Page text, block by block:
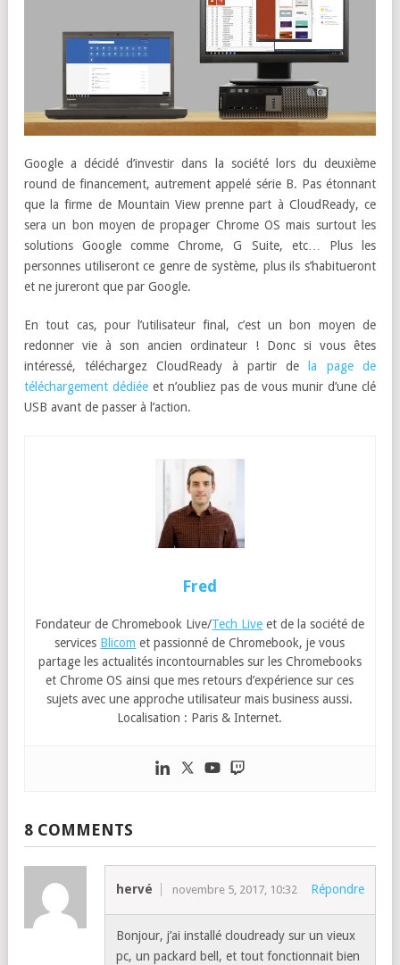
Google a décidé d’investir dans la société lors du deuxième
round de financement, autrement appelé série B. Pas étonnant
que la firme de Mountain View prenne part à CloudReady, ce
sera un bon moyen de propager Chrome OS mais surtout les
solutions Google comme Chrome, G Suite, etc… Plus les
personnes utiliseront ce genre de système, plus ils s’habitueront
et ne jureront que par Google.
En tout cas, pour l’utilisateur final, c’est un bon moyen de
redonner vie à son ancien ordinateur ! Donc si vous êtes
intéressé, téléchargez CloudReady à partir de
la page de
téléchargement dédiée et n’oubliez pas de vous munir d’une clé
USB avant de passer à l’action.
Fred
Fondateur de Chromebook Live/Tech Live et de la société de
services Blicom et passionné de Chromebook, je vous
partage les actualités incontournables sur les Chromebooks
et Chrome OS ainsi que mes retours d’expérience sur ces
sujets avec une approche utilisateur mais business aussi.
Localisation : Paris & Internet.
8 COMMENTS
hervé novembre 5, 2017, 10:32 Répondre
Bonjour, j’ai installé cloudready sur un vieux
pc, un packard bell, et tout fonctionnait bien